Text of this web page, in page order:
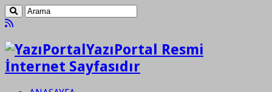
YazıPortal Resmi
İnternet Sayfasıdır